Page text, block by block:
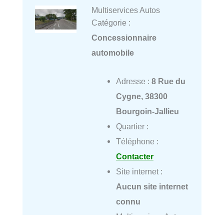
Multiservices Autos
Catégorie :
Concessionnaire
automobile
Adresse : 8 Rue du
Cygne, 38300
Bourgoin-Jallieu
Quartier :
Téléphone :
Contacter
Site internet :
Aucun site internet
connu